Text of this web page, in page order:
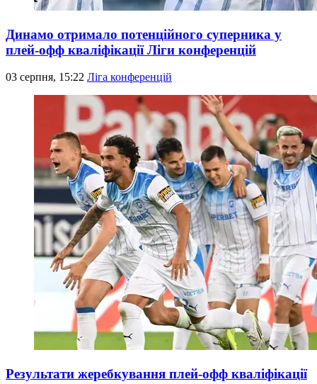
Динамо отримало потенційного суперника у
плей-офф кваліфікації Ліги конференцій
03 серпня, 15:22 Ліга конференцій
Результати жеребкування плей-офф кваліфікації